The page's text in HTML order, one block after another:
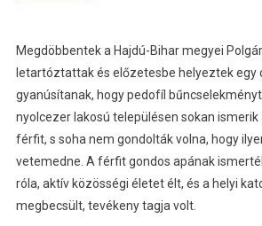
Megdöbbentek a Hajdú-Bihar megyei
letartóztattak és előzetesbe helyeztek egy
gyanúsítanak, hogy pedofíl bűncselekményt
nyolcezer lakosú településen sokan
férfit, s soha nem gondolták volna, hogy
vetemedne. A férfit gondos apának
róla, aktív közösségi életet élt, és a helyi
megbecsült, tevékeny tagja volt.